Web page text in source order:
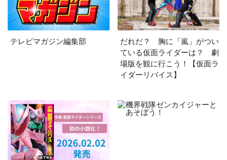
テレビマガジン編集部
だれだ？ 胸に「嵐」がつい
ている仮面ライダーは？ 劇
場版を観に行こう！【仮面ラ
イダーリバイス】